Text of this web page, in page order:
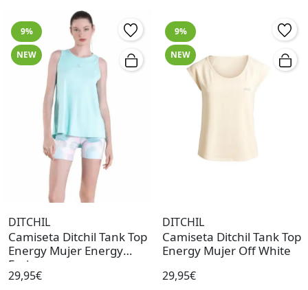
9%
NEW
DITCHIL
Camiseta Ditchil Tank Top
Energy Mujer Energy
Frais
29,95€
9%
NEW
DITCHIL
Camiseta Ditchil Tank Top
Energy Mujer Off White
29,95€